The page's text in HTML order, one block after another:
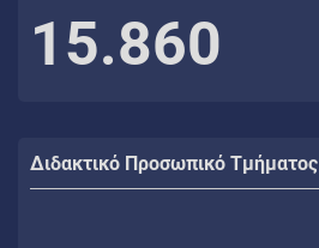
15.860
Διδακτικό Προσωπικό Τμήματος